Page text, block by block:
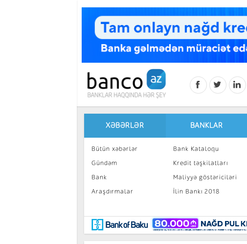
XƏBƏRLƏR
Bütün xəbərlər
Gündəm
Bank
Araşdırmalar
Maraqlı
BancoTV
BANKLAR
Bank Kataloqu
Kredit təşkilatları
Maliyyə göstəriciləri
İlin Bankı 2018